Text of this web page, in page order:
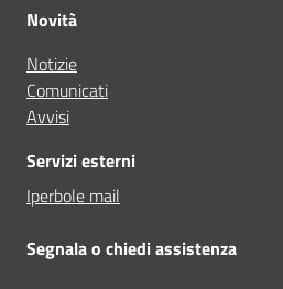
Novità
Notizie
Comunicati
Avvisi
Servizi esterni
Iperbole mail
Segnala o chiedi assistenza